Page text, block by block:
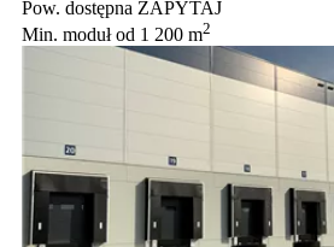
Pow. dostępna ZAPYTAJ
Min. modułod 1 200 m2